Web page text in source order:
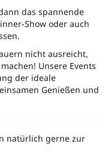
das spannende
Show oder auch
nicht ausreicht,
Unsere Events
der ideale
Genießen und
natürlich gerne zur